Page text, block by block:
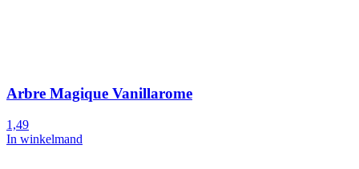
Arbre Magique Vanillarome
1,49
In winkelmand